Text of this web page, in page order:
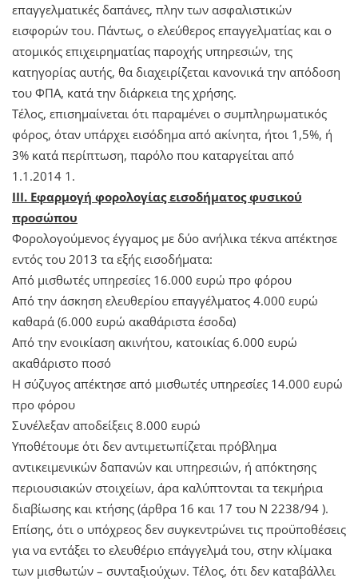
επαγγελματικές δαπάνες, πλην των ασφαλιστικών
εισφορών του. Πάντως, ο ελεύθερος επαγγελματίας και ο
ατομικός επιχειρηματίας παροχής υπηρεσιών, της
κατηγορίας αυτής, θα διαχειρίζεται κανονικά την απόδοση
του ΦΠΑ, κατά την διάρκεια της χρήσης.
Τέλος, επισημαίνεται ότι παραμένει ο συμπληρωματικός
φόρος, όταν υπάρχει εισόδημα από ακίνητα, ήτοι 1,5%, ή
3% κατά περίπτωση, παρόλο που καταργείται από
1.1.2014 1.
ΙΙΙ. Εφαρμογή φορολογίας εισοδήματος φυσικού
προσώπου
Φορολογούμενος έγγαμος με δύο ανήλικα τέκνα απέκτησε
εντός του 2013 τα εξής εισοδήματα:
Από μισθωτές υπηρεσίες 16.000 ευρώ προ φόρου
Από την άσκηση ελευθερίου επαγγέλματος 4.000 ευρώ
καθαρά (6.000 ευρώ ακαθάριστα έσοδα)
Από την ενοικίαση ακινήτου, κατοικίας 6.000 ευρώ
ακαθάριστο ποσό
Η σύζυγος απέκτησε από μισθωτές υπηρεσίες 14.000 ευρώ
προ φόρου
Συνέλεξαν αποδείξεις 8.000 ευρώ
Υποθέτουμε ότι δεν αντιμετωπίζεται πρόβλημα
αντικειμενικών δαπανών και υπηρεσιών, ή απόκτησης
περιουσιακών στοιχείων, άρα καλύπτονται τα τεκμήρια
διαβίωσης και κτήσης (άρθρα 16 και 17 του Ν 2238/94 ).
Επίσης, ότι ο υπόχρεος δεν συγκεντρώνει τις προϋποθέσεις
για να εντάξει το ελευθέριο επάγγελμά του, στην κλίμακα
των μισθωτών – συνταξιούχων. Τέλος, ότι δεν καταβάλλει